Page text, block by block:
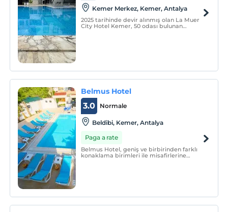
Kemer Merkez, Kemer, Antalya
2025 tarihinde devir alınmış olan La Muer
City Hotel Kemer, 50 odası bulunan
Belmus Hotel
Normale
3.0
Beldibi, Kemer, Antalya
Paga a rate
Belmus Hotel, geniş ve birbirinden farklı
konaklama birimleri ile misafirlerine